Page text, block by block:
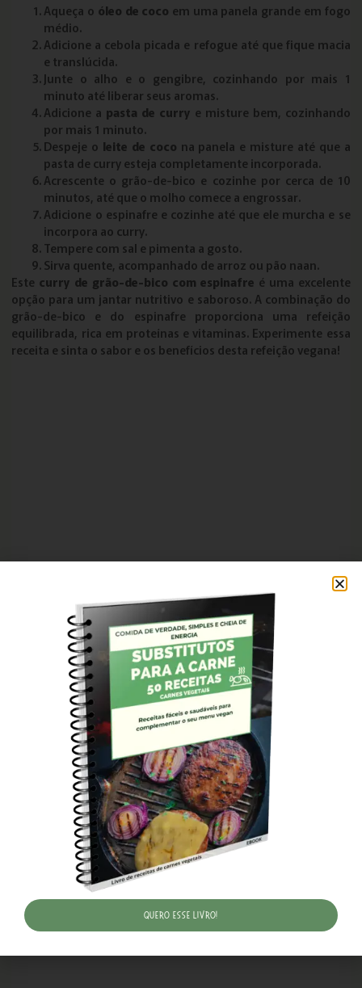
Aqueça o óleo de coco em uma panela grande em fogo
médio.
Adicione a cebola picada e refogue até que fique macia
e translúcida.
Junte o alho e o gengibre, cozinhando por mais 1
minuto até liberar seus aromas.
Adicione a pasta de curry e misture bem, cozinhando
por mais 1 minuto.
Despeje o leite de coco na panela e misture até que a
pasta de curry esteja completamente incorporada.
Acrescente o grão-de-bico e cozinhe por cerca de 10
minutos, até que o molho comece a engrossar.
Adicione o espinafre e cozinhe até que ele murcha e se
incorpora ao curry.
Tempere com sal e pimenta a gosto.
Sirva quente, acompanhado de arroz ou pão naan.
Este curry de grão-de-bico com espinafre é uma excelente
opção para um jantar nutritivo e saboroso. A combinação do
grão-de-bico e do espinafre proporciona uma refeição
equilibrada, rica em proteínas e vitaminas. Experimente essa
receita e sinta o sabor e os benefícios desta refeição vegana!
Compartilhe esse post:
FACEBOOK
TWITTER
LINKEDIN
Quero esse livro!